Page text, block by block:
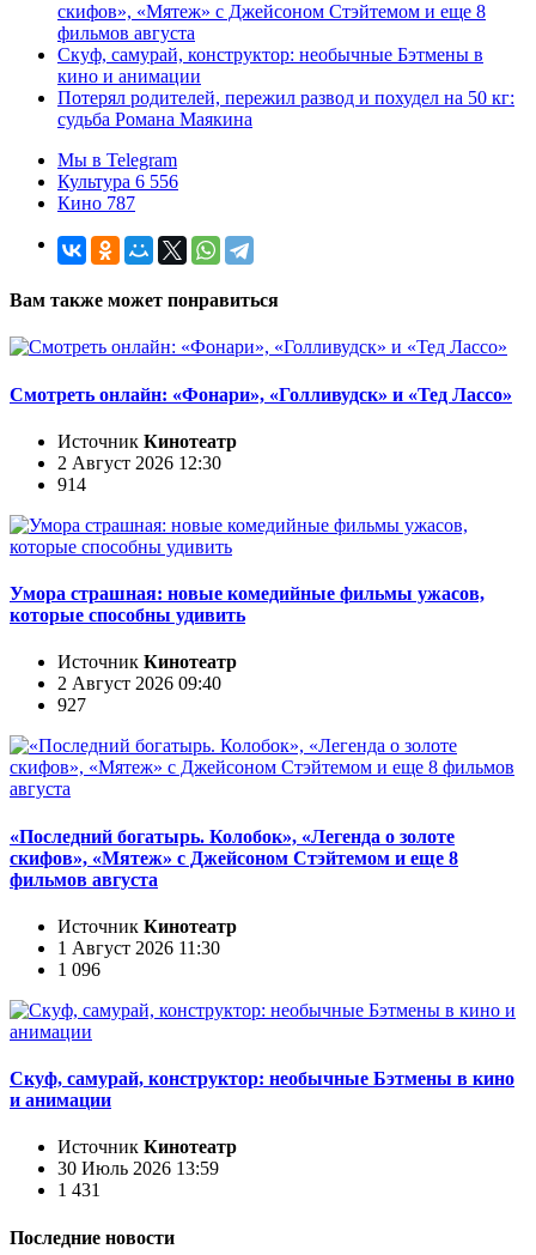
скифов», «Мятеж» с Джейсоном Стэйтемом и еще 8
фильмов августа
Скуф, самурай, конструктор: необычные Бэтмены в
кино и анимации
Потерял родителей, пережил развод и похудел на 50 кг:
судьба Романа Маякина
Мы в Telegram
Культура 6 556
Кино 787
Вам также может понравиться
Смотреть онлайн: «Фонари», «Голливудск» и «Тед Лассо»
Источник Кинотеатр
2 Август 2026 12:30
914
Умора страшная: новые комедийные фильмы ужасов,
которые способны удивить
Источник Кинотеатр
2 Август 2026 09:40
927
«Последний богатырь. Колобок», «Легенда о золоте
скифов», «Мятеж» с Джейсоном Стэйтемом и еще 8
фильмов августа
Источник Кинотеатр
1 Август 2026 11:30
1 096
Скуф, самурай, конструктор: необычные Бэтмены в кино
и анимации
Источник Кинотеатр
30 Июль 2026 13:59
1 431
Последние новости